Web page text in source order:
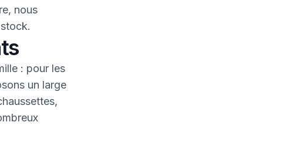
nous
: pour les
un large